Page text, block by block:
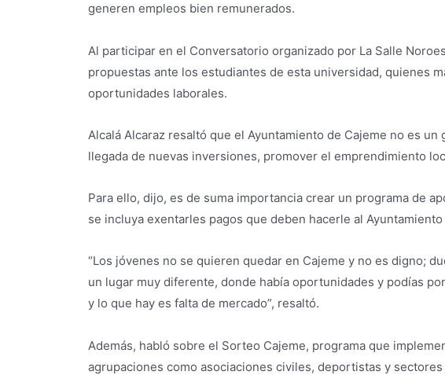
generen empleos bien remunerados.
Al participar en el Conversatorio organizado por La Salle
propuestas ante los estudiantes de esta universidad, quienes
oportunidades laborales.
Alcalá Alcaraz resaltó que el Ayuntamiento de Cajeme no es
llegada de nuevas inversiones, promover el emprendimiento
Para ello, dijo, es de suma importancia crear un programa de
se incluya exentarles pagos que deben hacerle al
“Los jóvenes no se quieren quedar en Cajeme y no es digno;
un lugar muy diferente, donde había oportunidades y podías
y lo que hay es falta de mercado”, resaltó.
Además, habló sobre el Sorteo Cajeme, programa que
agrupaciones como asociaciones civiles, deportistas y